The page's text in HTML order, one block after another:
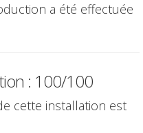
a été effectuée
: 100/100
cette installation est